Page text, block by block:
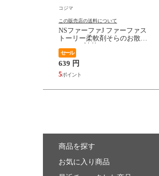
コジマ
この販売店の送料について
NSファーファJ ファーファス
トーリー柔軟剤そらのお散歩
1200mL 詰替
セール
639 円
5
商品を探す
お気に入り商品